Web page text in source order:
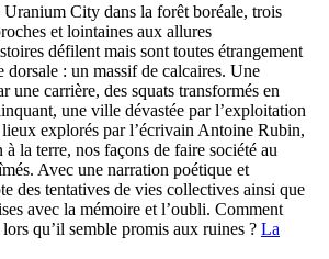
Uranium City dans la forêt boréale, trois
et lointaines aux allures
défilent mais sont toutes étrangement
dorsale : un massif de calcaires. Une
une carrière, des squats transformés en
une ville dévastée par l’exploitation
explorés par l’écrivain Antoine Rubin,
la terre, nos façons de faire société au
Avec une narration poétique et
des tentatives de vies collectives ainsi que
avec la mémoire et l’oubli. Comment
qu’il semble promis aux ruines ? La